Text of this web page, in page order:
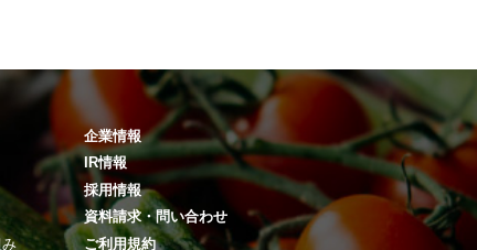
企業情報
IR情報
採用情報
資料請求・問い合わせ
ご利用規約